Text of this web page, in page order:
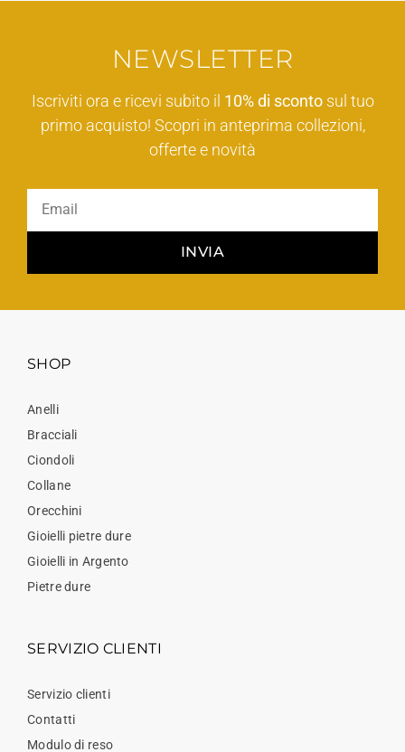
NEWSLETTER
Iscriviti ora e ricevi subito il 10% di scontosul tuo
primo acquisto! Scopri in anteprima collezioni,
offerte e novità
INVIA
SHOP
Anelli
Bracciali
Ciondoli
Collane
Orecchini
Gioielli pietre dure
Gioielli in Argento
Pietre dure
SERVIZIO CLIENTI
Servizio clienti
Contatti
Modulo di reso